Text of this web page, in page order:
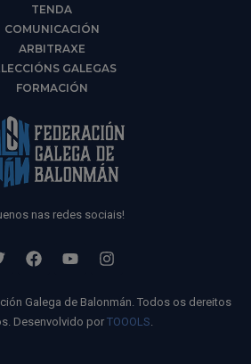
TENDA
COMUNICACIÓN
ARBITRAXE
GALEGAS
FORMACIÓN
nas redes sociais!
Galega de Balonmán. Todos os dereitos
Desenvolvido por TOOOLS